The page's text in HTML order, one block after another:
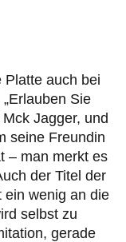
Platte auch bei
Sie
Jagger, und
seine Freundin
– man merkt es
der Titel der
ein wenig an die
selbst zu
gerade